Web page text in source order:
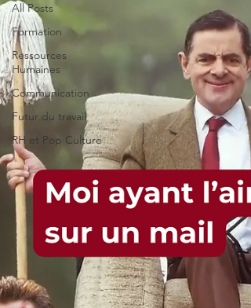
All Posts
Formation
Ressources
Humaines
Communication
Futur du travail
RH et Pop Culture